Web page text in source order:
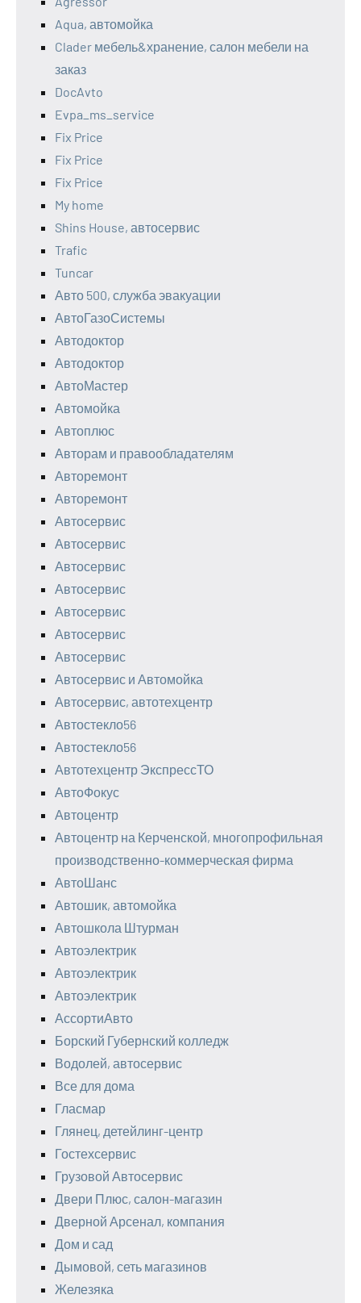
Aqua, автомойка
Clader мебель&хранение, салон мебели на
заказ
DocAvto
Evpa_ms_service
Fix Price
Fix Price
Fix Price
My home
Shins House, автосервис
Trafic
Tuncar
Авто 500, служба эвакуации
АвтоГазоСистемы
Автодоктор
Автодоктор
АвтоМастер
Автомойка
Автоплюс
Авторам и правообладателям
Авторемонт
Авторемонт
Автосервис
Автосервис
Автосервис
Автосервис
Автосервис
Автосервис
Автосервис
Автосервис и Автомойка
Автосервис, автотехцентр
Автостекло56
Автостекло56
Автотехцентр ЭкспрессТО
АвтоФокус
Автоцентр
Автоцентр на Керченской, многопрофильная
производственно-коммерческая фирма
АвтоШанс
Автошик, автомойка
Автошкола Штурман
Автоэлектрик
Автоэлектрик
Автоэлектрик
АссортиАвто
Борский Губернский колледж
Водолей, автосервис
Все для дома
Гласмар
Глянец, детейлинг-центр
Гостехсервис
Грузовой Автосервис
Двери Плюс, салон-магазин
Дверной Арсенал, компания
Дом и сад
Дымовой, сеть магазинов
Железяка